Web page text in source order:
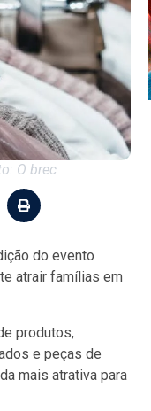
O brec
do evento
atrair famílias em
produtos,
e peças de
mais atrativa para